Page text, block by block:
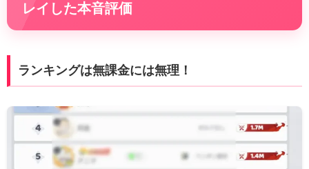
レイした本音評価
ランキングは無課金には無理！